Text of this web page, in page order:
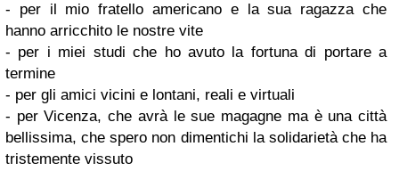
- per il mio fratello americano e la sua ragazza che
hanno arricchito le nostre vite
- per i miei studi che ho avuto la fortuna di portare a
termine
- per gli amici vicini e lontani, reali e virtuali
- per Vicenza, che avrà le sue magagne ma è una città
bellissima, che spero non dimentichi la solidarietà che ha
tristemente vissuto